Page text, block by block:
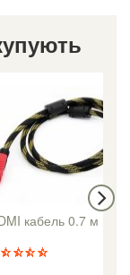
кабель 0.7 м